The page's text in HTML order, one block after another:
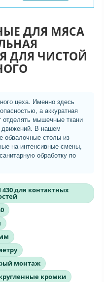
ДЛЯ МЯСА
ДЛЯ ЧИСТОЙ
цеха. Именно здесь
а аккуратная
отделять мышечные ткани
движений. В нашем
обвалочные столы из
на интенсивные смены,
обработку по
для контактных
монтаж
кромки